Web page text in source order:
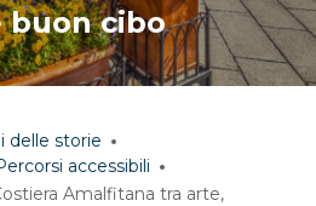
buon cibo
delle storie
accessibili
Amalfitana tra arte,